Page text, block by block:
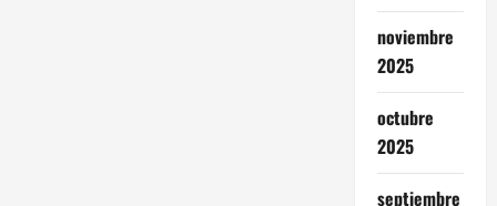
noviembre
2025
octubre
2025
septiembre